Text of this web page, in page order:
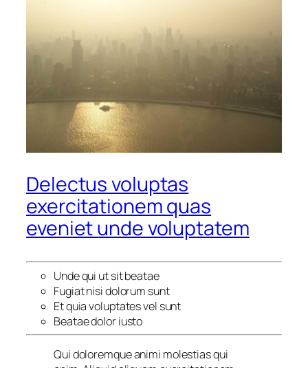
Delectus voluptas
exercitationem quas
eveniet unde voluptatem
Unde qui ut sit beatae
Fugiat nisi dolorum sunt
Et quia voluptates vel sunt
Beatae dolor iusto
Qui doloremque animi molestias qui